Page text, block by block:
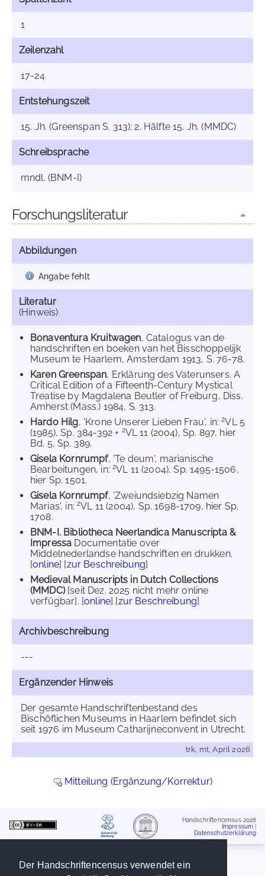
Der Handschriftencensus verwendet ein
1
Zeilenzahl
17-24
Entstehungszeit
15. Jh. (Greenspan S. 313); 2. Hälfte 15. Jh. (MMDC)
Schreibsprache
mndl. (BNM-I)
Forschungsliteratur
Abbildungen
Angabe fehlt
Literatur
(Hinweis)
Bonaventura Kruitwagen, Catalogus van de
handschriften en boeken van het Bisschoppelijk
Museum te Haarlem, Amsterdam 1913, S. 76-78.
Karen Greenspan, Erklärung des Vaterunsers. A
Critical Edition of a Fifteenth-Century Mystical
Treatise by Magdalena Beutler of Freiburg, Diss.
Amherst (Mass.) 1984, S. 313.
Hardo Hilg, 'Krone Unserer Lieben Frau', in:2VL 5
(1985), Sp. 384-392 + 2VL 11 (2004), Sp. 897, hier
Bd. 5, Sp. 389.
Gisela Kornrumpf, 'Te deum', marianische
Bearbeitungen, in:2VL 11 (2004), Sp. 1495-1506,
hier Sp. 1501.
Gisela Kornrumpf, 'Zweiundsiebzig Namen
Marias', in:2VL 11 (2004), Sp. 1698-1709, hier Sp.
1708.
BNM-I. Bibliotheca Neerlandica Manuscripta &
Impressa Documentatie over
Middelnederlandse handschriften en drukken.
[online] [zur Beschreibung]
Medieval Manuscripts in Dutch Collections
(MMDC)[seit Dez. 2025 nicht mehr online
verfügbar]. [online] [zur Beschreibung]
Archivbeschreibung
---
Ergänzender Hinweis
Der gesamte Handschriftenbestand des
Bischöflichen Museums in Haarlem befindet sich
seit 1976 im Museum Catharijneconvent in Utrecht.
trk, mt, April 2026
Mitteilung (Ergänzung/Korrektur)
Handschriftencensus 2026
Impressum
Datenschutzerklärung